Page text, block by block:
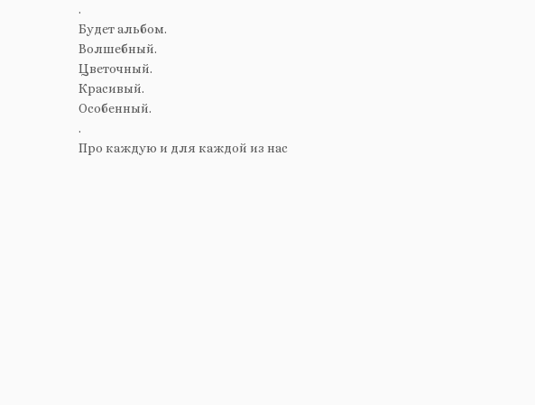
.
Будет альбом.
Волшебный.
Цветочный.
Красивый.
Особенный.
.
Про каждую и для каждой из нас